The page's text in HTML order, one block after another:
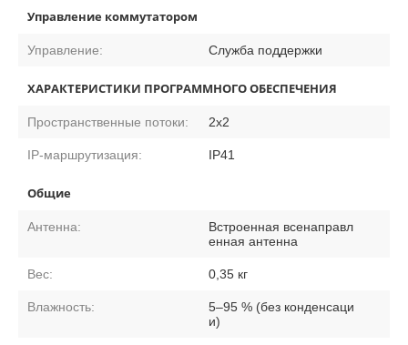
Управление коммутатором
Управление: Служба поддержки
ХАРАКТЕРИСТИКИ ПРОГРАММНОГО ОБЕСПЕЧЕНИЯ
Пространственные потоки: 2x2
IP-маршрутизация: IP41
Общие
Антенна:
Встроенная всенаправл
енная антенна
Вес: 0,35 кг
Влажность:
5–95 % (без конденсаци
и)